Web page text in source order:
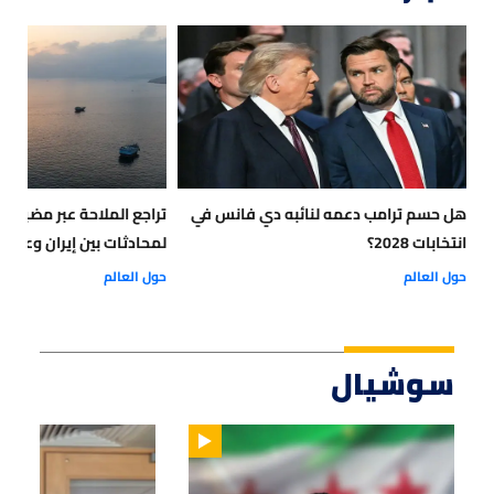
هل حسم ترامب دعمه لنائبه دي فانس في
انتخابات 2028؟
حول العالم
تراجع الملاحة عبر
لمحادثات بين إيران
حول العالم
سوشيال